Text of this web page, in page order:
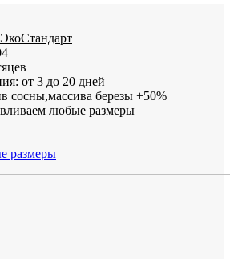
ЭкоСтандарт
от 3 до 20 дней
сосны,массива березы +50%
любые размеры
размеры